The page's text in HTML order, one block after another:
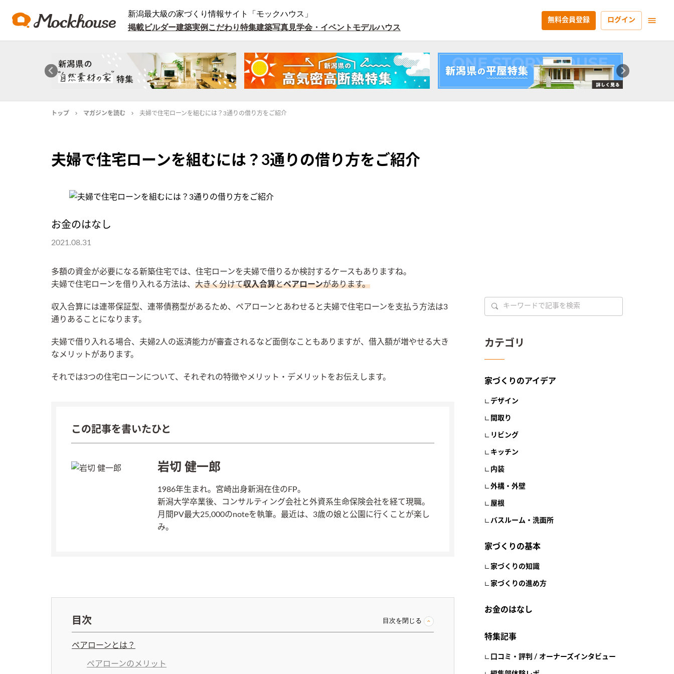
新潟最大級の家づくり情報サイト「モックハウス」
掲載ビルダー建築実例 こだわり特集建築写真見学会・イベント モデルハウス
無料会員登録 ログイン
トップ マガジンを読む 夫婦で住宅ローンを組むには？3通りの借り方をご紹介
夫婦で住宅ローンを組むには？3通りの借り方をご紹介
お金のはなし
2021.08.31
多額の資金が必要になる新築住宅では、住宅ローンを夫婦で借りるか検討するケースもありますね。
夫婦で住宅ローンを借り入れる方法は、 大きく分けて収入合算とペアローンがあります。
収入合算には連帯保証型、連帯債務型があるため、ペアローンとあわせると夫婦で住宅ローンを支払う方法は3
通りあることになります。
夫婦で借り入れる場合、夫婦2人の返済能力が審査されるなど面倒なこともありますが、借入額が増やせる大き
なメリットがあります。
それでは3つの住宅ローンについて、それぞれの特徴やメリット・デメリットをお伝えします。
この記事を書いたひと
岩切 健一郎
1986年生まれ。宮崎出身新潟在住のFP。
新潟大学卒業後、コンサルティング会社と外資系生命保険会社を経て現職。
月間PV最大25,000のnoteを執筆。最近は、3歳の娘と公園に行くことが楽し
み。
目次 目次を閉じる
ペアローンとは？
ペアローンのメリット
カテゴリ
家づくりのアイデア
デザイン
間取り
リビング
キッチン
内装
外構・外壁
屋根
バスルーム・洗面所
家づくりの基本
家づくりの知識
家づくりの進め方
お金のはなし
特集記事
口コミ・評判 / オーナーズインタビュー